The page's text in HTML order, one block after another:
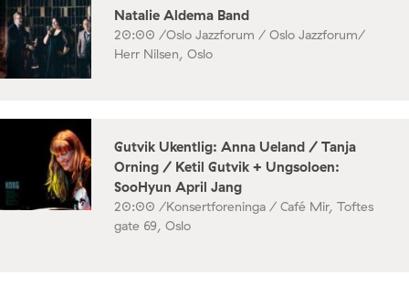
Natalie Aldema Band
20:00 /Oslo Jazzforum / Oslo Jazzforum/
Herr Nilsen, Oslo
Gutvik Ukentlig: Anna Ueland / Tanja
Orning / Ketil Gutvik + Ungsoloen:
SooHyun April Jang
20:00 /Konsertforeninga / Café Mir, Toftes
gate 69, Oslo